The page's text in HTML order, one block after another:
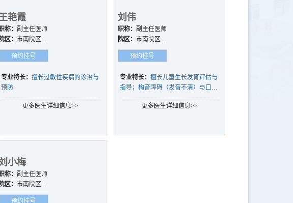
艳霞
称： 副主任医师
院区：市南院区、
海岸院区
预约挂号
专业特长： 擅长过敏性疾病的诊治与
预防
更多医生详细信息>>
刘伟
职称： 副主任医师
院区： 市南院区、
西海岸院区、崂山
预约挂号
专业特长： 擅长儿童生长发育评估与
指导；构音障碍（发音不清）与口吃
的康复训练；过敏性疾病（湿疹、特
应性皮炎等）的整合治疗，过敏相关
更多医生详细信息>>
小梅
称： 副主任医师
院区：市南院区、
海岸院区、崂山
预约挂号